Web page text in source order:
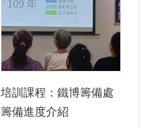
培訓課程：鐵博籌備處
籌備進度介紹